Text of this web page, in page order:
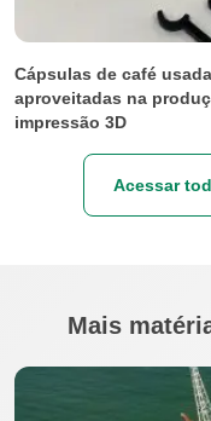
Cápsulas de café
aproveitadas na
impressão 3D
Acessar
Mais